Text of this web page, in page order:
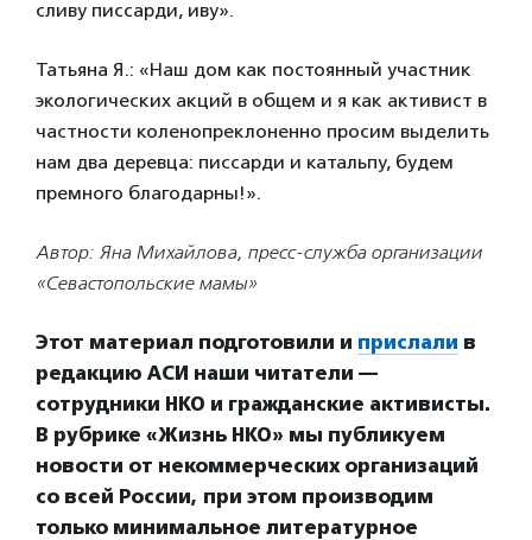
сливу писсарди, иву».
Татьяна Я.: «Наш дом как постоянный участник
экологических акций в общем и я как активист в
частности коленопреклоненно просим выделить
нам два деревца: писсарди и катальпу, будем
премного благодарны!».
Автор: Яна Михайлова, пресс-служба организации
«Севастопольские мамы»
Этот материал подготовили и прислали в
редакцию АСИ наши читатели —
сотрудники НКО и гражданские активисты.
В рубрике «Жизнь НКО» мы публикуем
новости от некоммерческих организаций
со всей России, при этом производим
только минимальное литературное